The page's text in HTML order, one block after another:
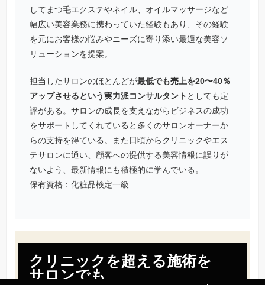
してまつ毛エクステやネイル、オイルマッサージなど
幅広い美容業務に携わっていた経験もあり、その経験
を元にお客様の悩みやニーズに寄り添い最適な美容ソ
リューションを提案。
担当したサロンのほとんどが最低でも売上を20〜40％
アップさせるという実力派コンサルタント としても定
評がある。サロンの成長を支えながらビジネスの成功
をサポートしてくれていると多くのサロンオーナーか
らの支持を得ている。また日頃からクリニックやエス
テサロンに通い、顧客への提供する美容情報に誤りが
ないよう、最新情報にも積極的に学んでいる。
保有資格：化粧品検定一級
クリニックを超える施術を
サロンでも